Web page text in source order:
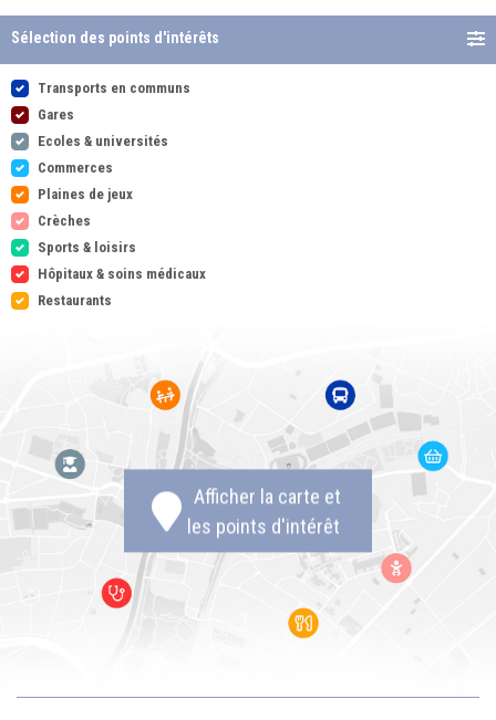
Sélection des points d'intérêts
Transports en communs
Gares
Ecoles & universités
Commerces
Plaines de jeux
Crèches
Sports & loisirs
Hôpitaux & soins médicaux
Restaurants
Afficher la carte et
les points d'intérêt